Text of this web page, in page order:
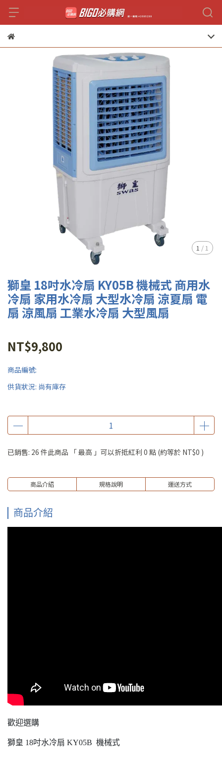
1 / 1
獅皇 18吋水冷扇 KY05B 機械式 商用水
冷扇 家用水冷扇 大型水冷扇 涼夏扇 電
扇 涼風扇 工業水冷扇 大型風扇
NT$9,800
商品編號:
供貨狀況: 尚有庫存
已銷售: 26 件此商品 「 最高 」可以折抵紅利 0 點 (約等於 NT$0 )
商品介紹 規格說明 運送方式
商品介紹
歡迎選購
獅皇 18吋水冷扇 KY05B 機械式